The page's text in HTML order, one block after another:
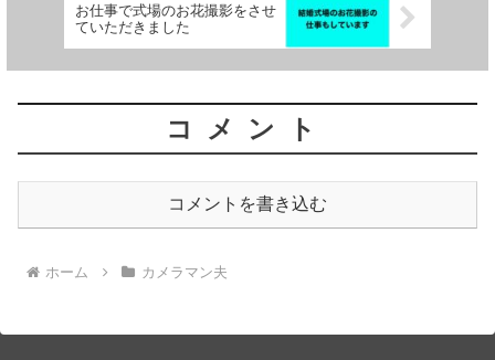
お仕事で式場のお花撮影をさせ
ていただきました
コメント
コメントを書き込む
ホーム カメラマン夫